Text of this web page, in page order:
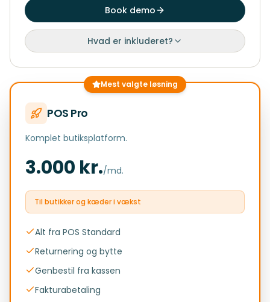
Book demo
Hvad er inkluderet?
Mest valgte løsning
POS Pro
Komplet butiksplatform.
3.000 kr./md.
Til butikker og kæder i vækst
Alt fra POS Standard
Returnering og bytte
Genbestil fra kassen
Fakturabetaling